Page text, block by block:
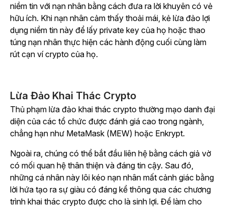
niềm tin với nạn nhân bằng cách đưa ra lời khuyên có vẻ
hữu ích. Khi nạn nhân cảm thấy thoải mái, kẻ lừa đảo lợi
dụng niềm tin này để lấy private key của họ hoặc thao
túng nạn nhân thực hiện các hành động cuối cùng làm
rút cạn ví crypto của họ.
Lừa Đảo Khai Thác Crypto
Thủ phạm lừa đảo khai thác crypto thường mạo danh đại
diện của các tổ chức được đánh giá cao trong ngành,
chẳng hạn như MetaMask (MEW) hoặc Enkrypt.
Ngoài ra, chúng có thể bắt đầu liên hệ bằng cách giả vờ
có mối quan hệ thân thiện và đáng tin cậy. Sau đó,
những cá nhân này lôi kéo nạn nhân mất cảnh giác bằng
lời hứa tạo ra sự giàu có đáng kể thông qua các chương
trình khai thác crypto được cho là sinh lợi. Để làm cho